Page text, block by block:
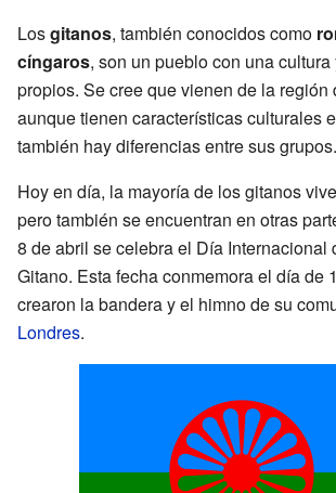
Losgitanos, también conocidos como
cíngaros, son un pueblo con una
propios. Se cree que vienen de la región
aunque tienen características culturales
también hay diferencias entre sus grupos.
Hoy en día, la mayoría de los gitanos
pero también se encuentran en otras
8 de abril se celebra el Día Internacional
Gitano. Esta fecha conmemora el día de
crearon la bandera y el himno de su
Londres.